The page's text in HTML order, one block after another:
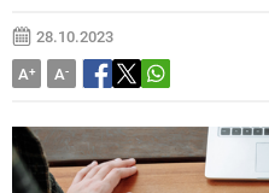
28.10.2023
A+ A-